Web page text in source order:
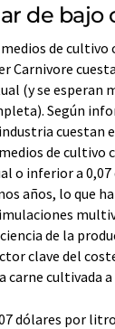
de bajo
medios de
Carnivore
(y se esperan
Según
cuestan
de cultivo
o inferior a
años, lo que
de la
clave del
carne cultivada a
dólares por